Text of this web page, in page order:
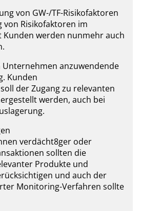
von GW-/TF-Risikofaktoren
von Risikofaktoren im
Kunden werden nunmehr auch
Unternehmen anzuwendende
Kunden
der Zugang zu relevanten
werden, auch bei
verdächt8ger oder
sollten die
Produkte und
und auch der
Monitoring-Verfahren sollte